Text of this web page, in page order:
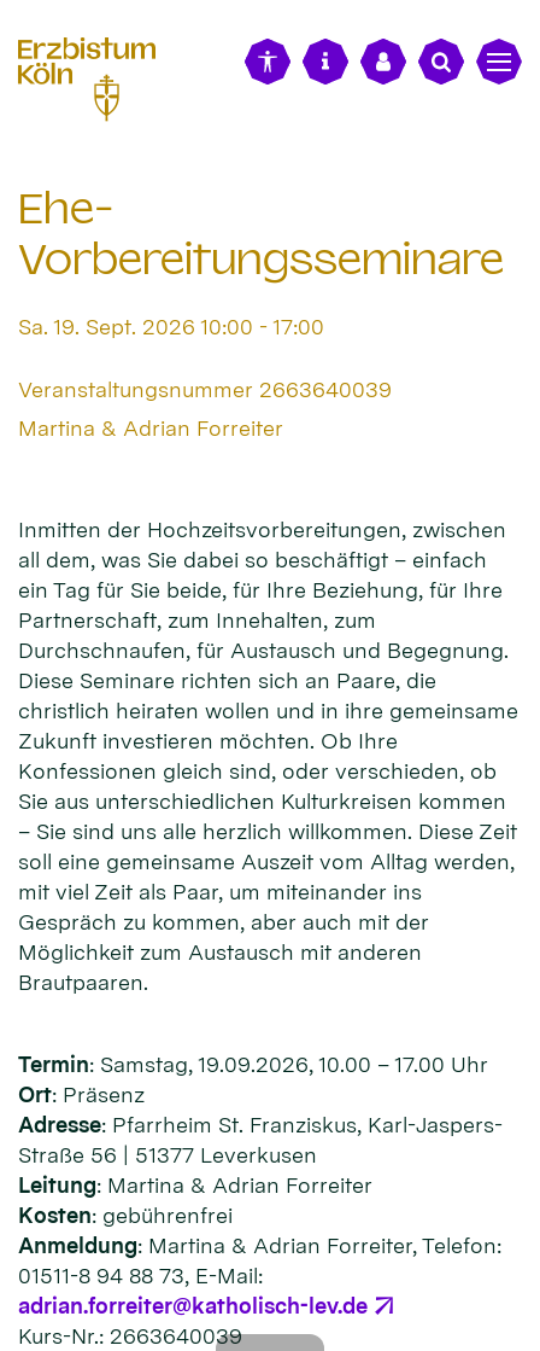
Ehe-
Vorbereitungsseminare
Datum:
Sa. 19. Sept. 2026 10:00 - 17:00
Art bzw. Nummer:
Veranstaltungsnummer 2663640039
Von:
Martina & Adrian Forreiter
Inmitten der Hochzeitsvorbereitungen, zwischen
all dem, was Sie dabei so beschäftigt – einfach
ein Tag für Sie beide, für Ihre Beziehung, für Ihre
Partnerschaft, zum Innehalten, zum
Durchschnaufen, für Austausch und Begegnung.
Diese Seminare richten sich an Paare, die
christlich heiraten wollen und in ihre gemeinsame
Zukunft investieren möchten. Ob Ihre
Konfessionen gleich sind, oder verschieden, ob
Sie aus unterschiedlichen Kulturkreisen kommen
– Sie sind uns alle herzlich willkommen. Diese Zeit
soll eine gemeinsame Auszeit vom Alltag werden,
mit viel Zeit als Paar, um miteinander ins
Gespräch zu kommen, aber auch mit der
Möglichkeit zum Austausch mit anderen
Brautpaaren.
Termin: Samstag, 19.09.2026, 10.00 – 17.00 Uhr
Ort: Präsenz
Adresse: Pfarrheim St. Franziskus, Karl-Jaspers-
Straße 56 | 51377 Leverkusen
Leitung: Martina & Adrian Forreiter
Kosten: gebührenfrei
Anmeldung: Martina & Adrian Forreiter, Telefon:
01511-8 94 88 73, E-Mail:
adrian.forreiter@katholisch-lev.de
Kurs-Nr.: 2663640039